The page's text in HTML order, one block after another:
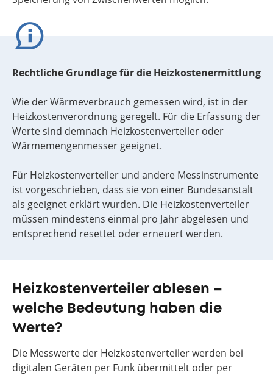
Rechtliche Grundlage für die Heizkostenermittlung
Wie der Wärmeverbrauch gemessen wird, ist in der
Heizkostenverordnung geregelt. Für die Erfassung der
Werte sind demnach Heizkostenverteiler oder
Wärmemengenmesser geeignet.
Für Heizkostenverteiler und andere Messinstrumente
ist vorgeschrieben, dass sie von einer Bundesanstalt
als geeignet erklärt wurden. Die Heizkostenverteiler
müssen mindestens einmal pro Jahr abgelesen und
entsprechend resettet oder erneuert werden.
Heizkostenverteiler ablesen –
welche Bedeutung haben die
Werte?
Die Messwerte der Heizkostenverteiler werden bei
digitalen Geräten per Funk übermittelt oder per